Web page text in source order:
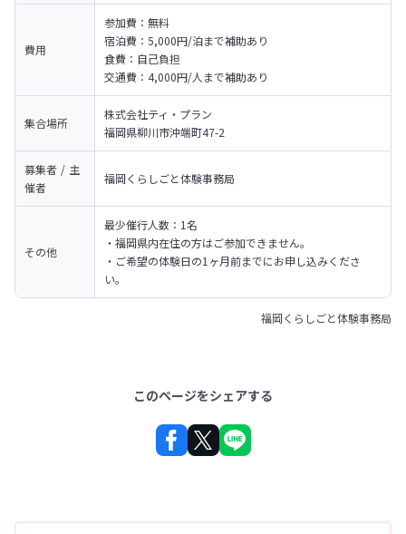
費用
参加費：無料
宿泊費：5,000円/泊まで補助あり
食費：自己負担
交通費：4,000円/人まで補助あり
集合場所
株式会社ティ・プラン
福岡県柳川市沖端町47-2
募集者 / 主
催者
福岡くらしごと体験事務局
その他
最少催行人数：1名
・福岡県内在住の方はご参加できません。
・ご希望の体験日の1ヶ月前までにお申し込みくださ
い。
福岡くらしごと体験事務局
このページをシェアする